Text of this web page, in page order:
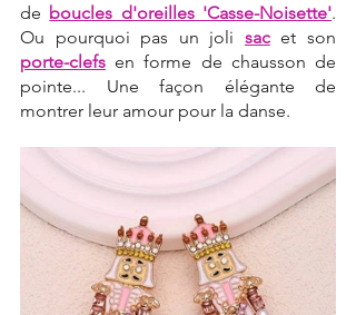
de boucles d'oreilles 'Casse-Noisette'.
Ou pourquoi pas un joli sac
porte-clefs en forme de chausson de
pointe... Une façon élégante de
montrer leur amour pour la danse.